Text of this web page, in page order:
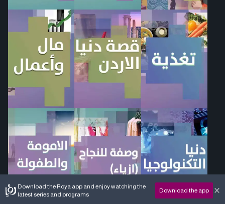
Download the Roya app and enjoy watching the
latest series and programs
Download the app